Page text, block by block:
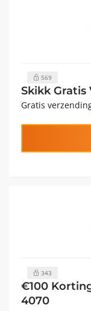
569
Skikk Gratis
Gratis
343
€100
4070